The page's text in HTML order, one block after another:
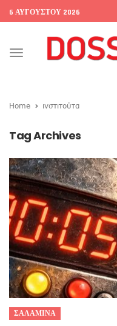
6 ΑΥΓΟΎΣΤΟΥ 2026
Toggle
Home ινστιτούτα
Tag Archives
ΣΑΛΑΜΙΝΑ